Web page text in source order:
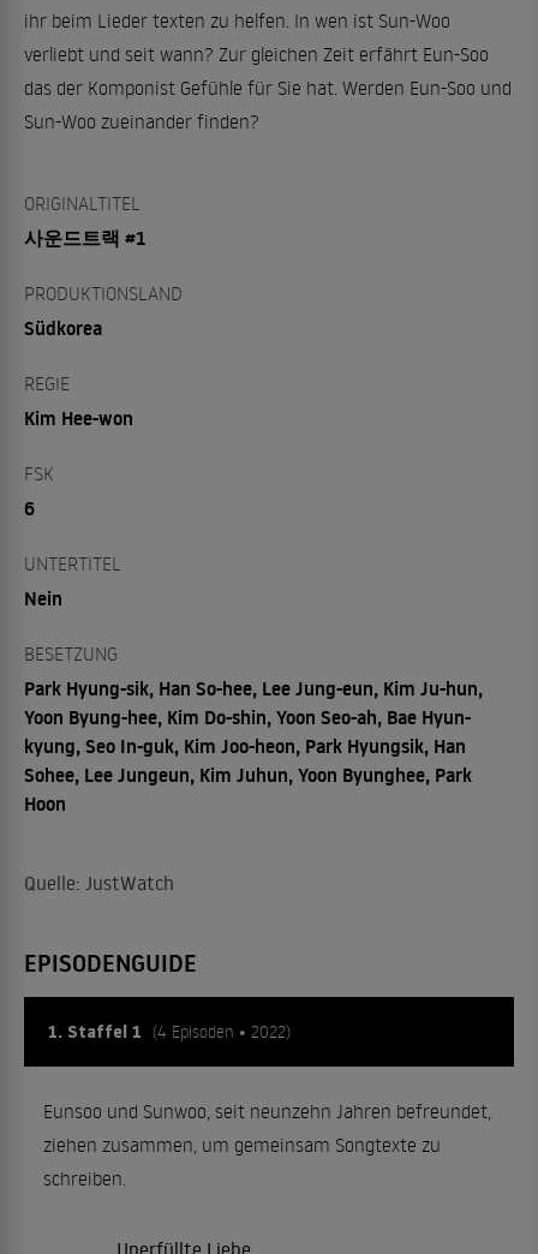
ihr beim Lieder texten zu helfen. In wen ist Sun-Woo
verliebt und seit wann? Zur gleichen Zeit erfährt Eun-Soo
das der Komponist Gefühle für Sie hat. Werden Eun-Soo und
Sun-Woo zueinander finden?
ORIGINALTITEL
사운드트랙 #1
PRODUKTIONSLAND
Südkorea
REGIE
Kim Hee-won
FSK
6
UNTERTITEL
Nein
BESETZUNG
Park Hyung-sik, Han So-hee, Lee Jung-eun, Kim Ju-hun,
Yoon Byung-hee, Kim Do-shin, Yoon Seo-ah, Bae Hyun-
kyung, Seo In-guk, Kim Joo-heon, Park Hyungsik, Han
Sohee, Lee Jungeun, Kim Juhun, Yoon Byunghee, Park
Hoon
Quelle: JustWatch
EPISODENGUIDE
1. Staffel 1 (4 Episoden • 2022)
Eunsoo und Sunwoo, seit neunzehn Jahren befreundet,
ziehen zusammen, um gemeinsam Songtexte zu
schreiben.
Unerfüllte Liebe